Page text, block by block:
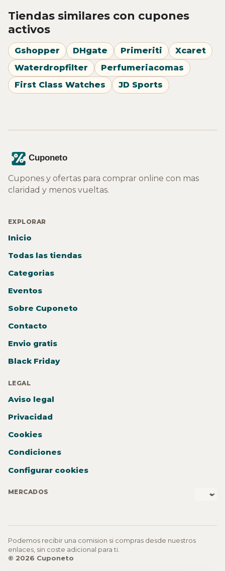
Tiendas similares con cupones
activos
Gshopper DHgate Primeriti
Xcaret
Waterdropfilter
Perfumeriacomas
First Class Watches
JD Sports
Cupones y ofertas para comprar online con mas
claridad y menos vueltas.
EXPLORAR
Inicio
Todas las tiendas
Categorias
Eventos
Sobre Cuponeto
Contacto
Envio gratis
Black Friday
LEGAL
Aviso legal
Privacidad
Cookies
Condiciones
Configurar cookies
MERCADOS
Podemos recibir una comision si compras desde nuestros
enlaces, sin coste adicional para ti.
© 2026 Cuponeto